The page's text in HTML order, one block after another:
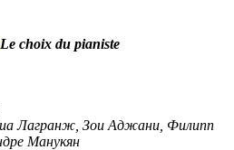
Le choix du pianiste
Лагранж, Зои Аджани, Филипп
Манукян